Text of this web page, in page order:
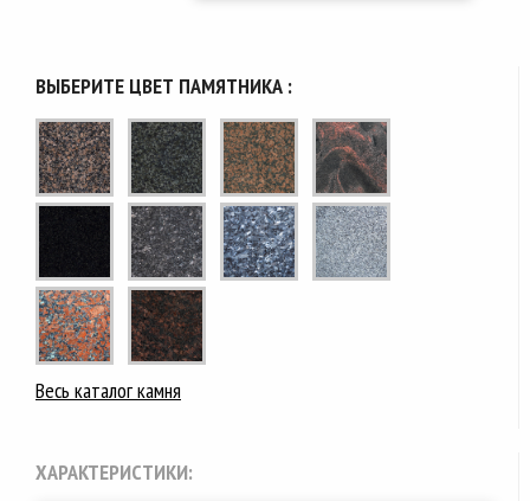
ВЫБЕРИТЕ ЦВЕТ ПАМЯТНИКА :
Весь каталог камня
ХАРАКТЕРИСТИКИ: